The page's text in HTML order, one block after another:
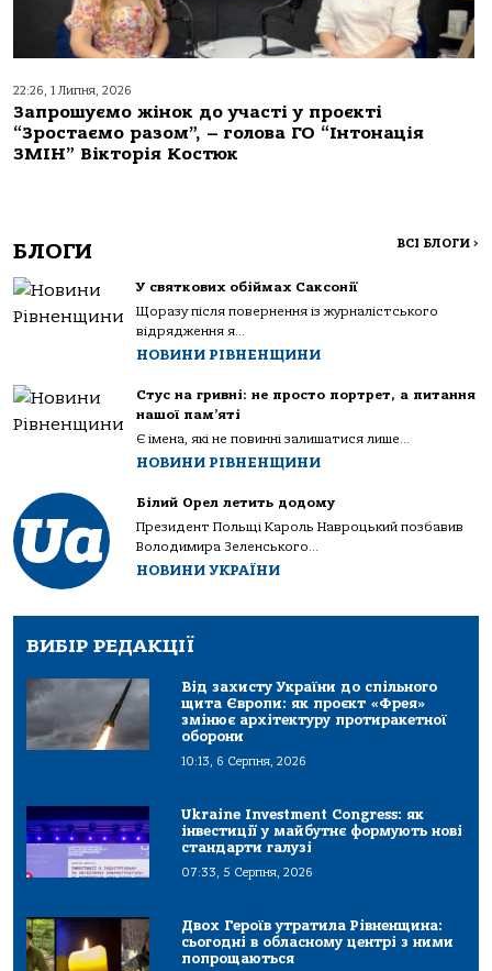
22:26, 1 Липня, 2026
Запрошуємо жінок до участі у проєкті
“Зростаємо разом”, – голова ГО “Інтонація
ЗМІН” Вікторія Костюк
БЛОГИ ВСІ БЛОГИ >
У святкових обіймах Саксонії
Щоразу після повернення із журналістського
відрядження я...
НОВИНИ РІВНЕНЩИНИ
Стус на гривні: не просто портрет, а питання
нашої пам’яті
Є імена, які не повинні залишатися лише...
НОВИНИ РІВНЕНЩИНИ
Білий Орел летить додому
Президент Польщі Кароль Навроцький позбавив
Володимира Зеленського...
НОВИНИ УКРАЇНИ
ВИБІР РЕДАКЦІЇ
Від захисту України до спільного
щита Європи: як проєкт «Фрея»
змінює архітектуру протиракетної
оборони
10:13, 6 Серпня, 2026
Ukraine Investment Congress: як
інвестиції у майбутнє формують нові
стандарти галузі
07:33, 5 Серпня, 2026
Двох Героїв утратила Рівненщина:
сьогодні в обласному центрі з ними
попрощаються